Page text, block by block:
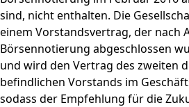
sind, nicht enthalten. Die
einem Vorstandsvertrag, der nach
Börsennotierung abgeschlossen
und wird den Vertrag des zweiten
befindlichen Vorstands im
sodass der Empfehlung für die